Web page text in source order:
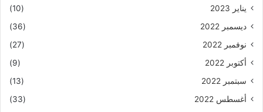
يناير 2023
(10)
ديسمبر 2022
(36)
نوفمبر 2022
(27)
أكتوبر 2022
(9)
سبتمبر 2022
(13)
أغسطس 2022
(33)